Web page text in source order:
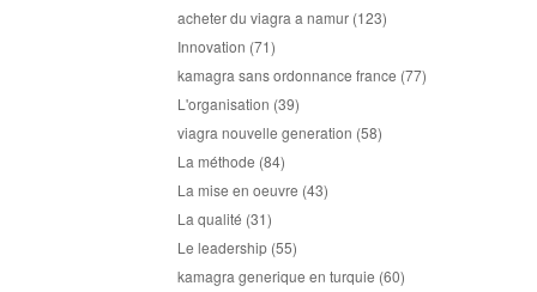
acheter du viagra a namur (123)
Innovation (71)
kamagra sans ordonnance france (77)
L'organisation (39)
viagra nouvelle generation (58)
La méthode (84)
La mise en oeuvre (43)
La qualité (31)
Le leadership (55)
kamagra generique en turquie (60)